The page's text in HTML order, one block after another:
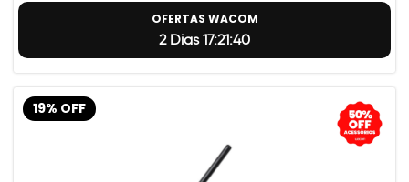
OFERTAS WACOM
2 Dias 17:21:39
19% OFF